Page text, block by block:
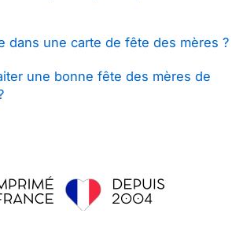
dans une carte de fête des mères ?
une bonne fête des mères de